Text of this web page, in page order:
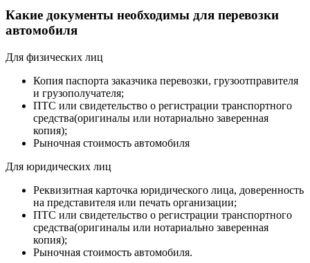
Какие документы необходимы для перевозки
автомобиля
Для физических лиц
Копия паспорта заказчика перевозки, грузоотправителя
и грузополучателя;
ПТС или свидетельство о регистрации транспортного
средства(оригиналы или нотариально заверенная
копия);
Рыночная стоимость автомобиля
Для юридических лиц
Реквизитная карточка юридического лица, доверенность
на представителя или печать организации;
ПТС или свидетельство о регистрации транспортного
средства(оригиналы или нотариально заверенная
копия);
Рыночная стоимость автомобиля.